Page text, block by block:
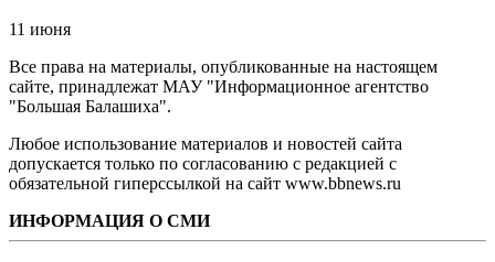
11 июня
Все права на материалы, опубликованные на настоящем
сайте, принадлежат МАУ "Информационное агентство
"Большая Балашиха".
Любое использование материалов и новостей сайта
допускается только по согласованию с редакцией с
обязательной гиперссылкой на сайт www.bbnews.ru
ИНФОРМАЦИЯ О СМИ